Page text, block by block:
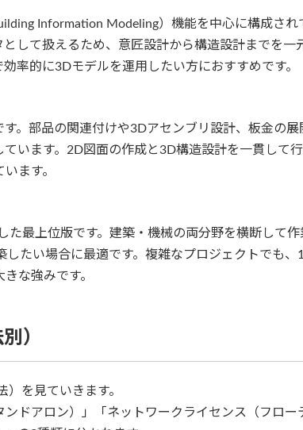
Information Modeling）機能を中心に構成され
して扱えるため、意匠設計から構造設計までを一
率的に3Dモデルを運用したい方におすすめです。
。部品の関連付けや3Dアセンブリ設計、板金の展
います。2D図面の作成と3D構造設計を一貫して
ます。
た最上位版です。建築・機械の両分野を横断して作
たい場合に最適です。複雑なプロジェクトでも、
な強みです。
）
を見ていきます。
ドアロン）」「ネットワークライセンス（フロー